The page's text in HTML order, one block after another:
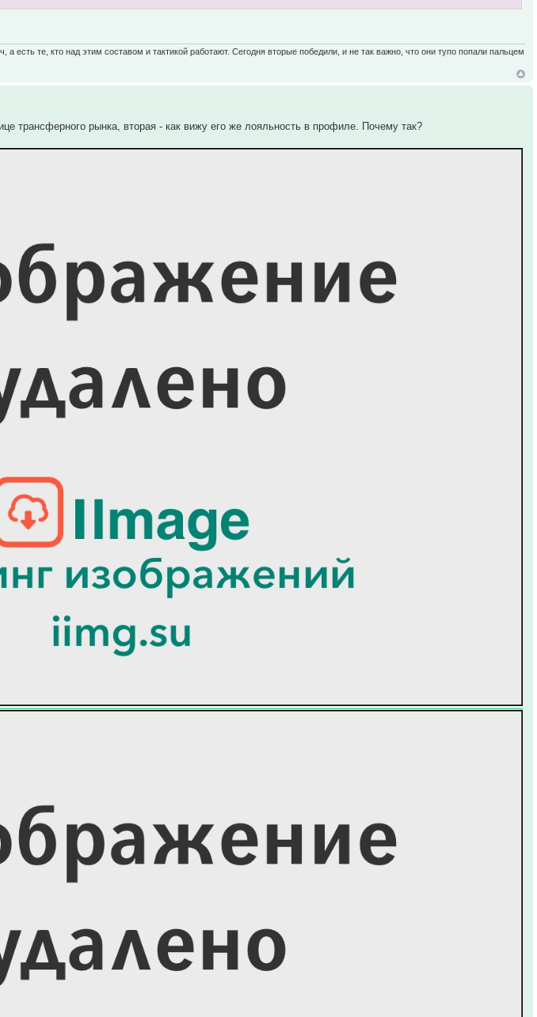
есть те, кто над этим составом и тактикой работают. Сегодня вторые победили, и не так важно, что они тупо попали пальцем
трансферного рынка, вторая - как вижу его же лояльность в профиле. Почему так?